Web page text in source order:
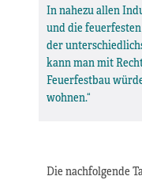
In nahezu allen
und die
der
kann man mit
Feuerfestbau
wohnen.“
Die nachfolgende